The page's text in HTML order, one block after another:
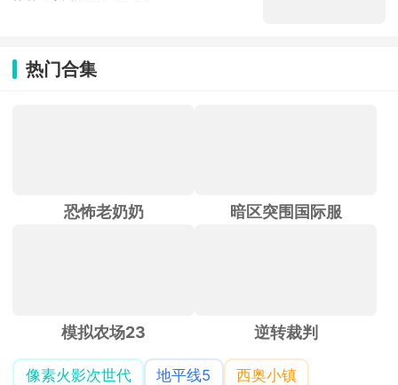
热门合集
恐怖老奶奶 暗区突围国际服
模拟农场23 逆转裁判
像素火影次世代 地平线5
西奥小镇